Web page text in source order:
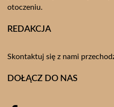
otoczeniu.
REDAKCJA
Skontaktuj się z nami
DOŁĄCZ DO NAS